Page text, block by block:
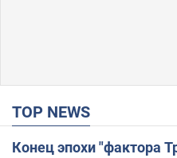
TOP NEWS
Конец эпохи "фактора